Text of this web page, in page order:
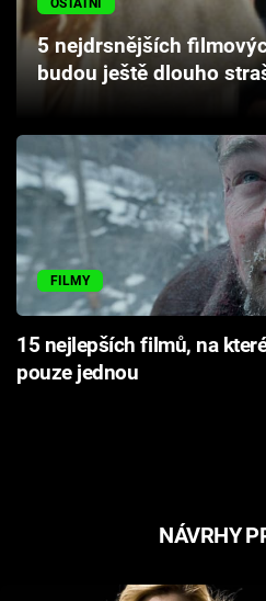
Cool Esport
Pořady
TV Program
Sledujte prima+
Přihlášení
Sledujte nás
OSTATNÍ
5 nejdrsnějších
budou ještě dlouho
FILMY
15 nejlepších filmů, na
pouze jednou
NÁVRHY